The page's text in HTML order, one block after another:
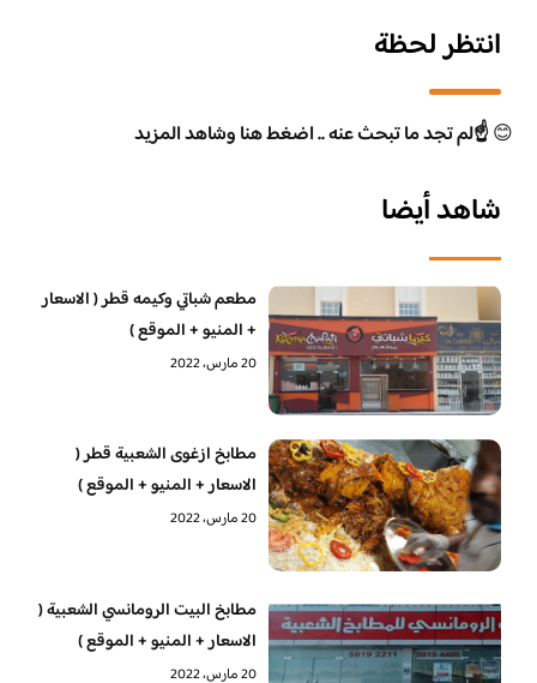
انتظر لحظة
😊☝️لم تجد ما تبحث عنه .. اضغط هنا وشاهد المزيد
شاهد أيضا
مطعم شباتي وكيمه قطر ( الاسعار
+ المنيو + الموقع )
20 مارس، 2022
مطابخ ازغوى الشعبية قطر (
الاسعار + المنيو + الموقع )
20 مارس، 2022
مطابخ البيت الرومانسي الشعبية (
الاسعار + المنيو + الموقع )
20 مارس، 2022